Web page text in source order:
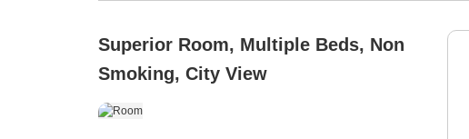
Superior Room, Multiple Beds, Non
Smoking, City View